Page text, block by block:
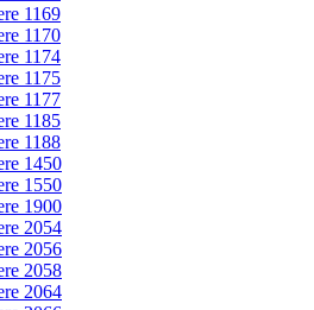
1169
1170
1174
1175
1177
1185
1188
1450
1550
1900
2054
2056
2058
2064